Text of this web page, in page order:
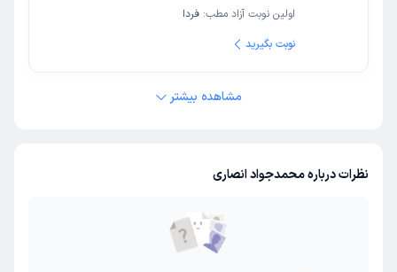
اولین نوبت آزاد مطب: فردا
نوبت بگیرید
مشاهده بیشتر
نظرات درباره محمدجواد انصاری